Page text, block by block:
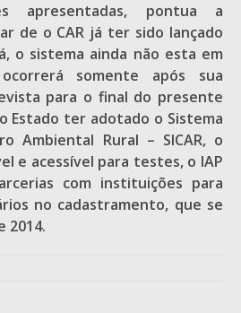
apresentadas, pontua a
de o CAR já ter sido lançado
o sistema ainda não esta em
somente após sua
para o final do presente
Estado ter adotado o Sistema
Ambiental Rural – SICAR, o
e acessível para testes, o IAP
com instituições para
no cadastramento, que se
2014.